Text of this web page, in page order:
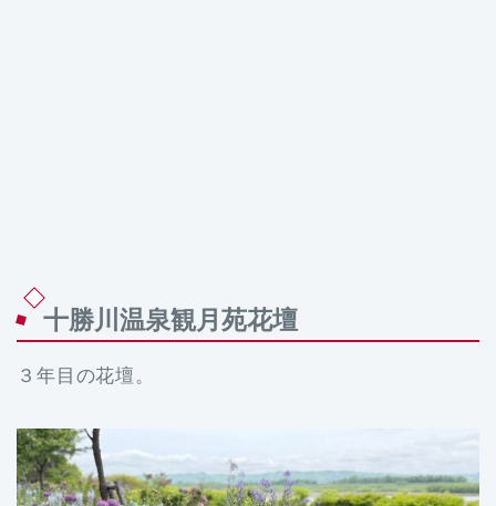
十勝川温泉観月苑花壇
３年目の花壇。